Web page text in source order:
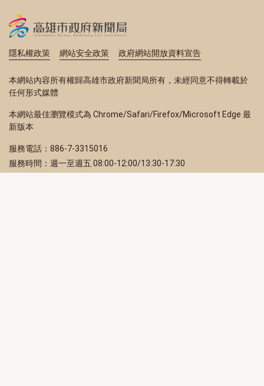
隱私權政策 網站安全政策 政府網站開放資料宣告
本網站內容所有權歸高雄市政府新聞局所有，未經同意不得轉載於
任何形式媒體
本網站最佳瀏覽模式為 Chrome/Safari/Firefox/Microsoft Edge 最
新版本
服務電話：886-7-3315016
服務時間：週一至週五 08:00-12:00/13:30-17:30